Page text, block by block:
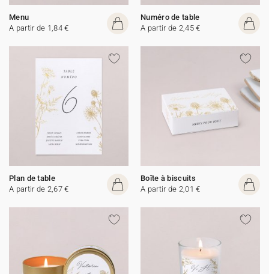
Menu
A partir de 1,84 €
Numéro de table
A partir de 2,45 €
Plan de table
A partir de 2,67 €
Boîte à biscuits
A partir de 2,01 €